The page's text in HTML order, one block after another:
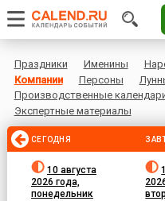
Праздники Именины
Компании
Персоны
Производственные
Экспертные материалы
СЕГОДНЯ
10 августа
2026 года,
понедельник